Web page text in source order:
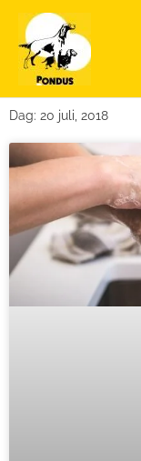
innehåll
Dag: 20 juli, 2018